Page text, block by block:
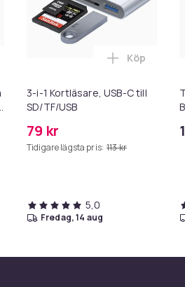
C i varukorgen
kontakt i varukorgen
iPhone 15/16/17 kompatibla
3-i-1 Kortläsare, USB-C till
SD/TF/USB
79 kr
Tidigare lägsta pris: 113 kr
Lägg till 3-
Köp
5,0
fredag, 14 aug